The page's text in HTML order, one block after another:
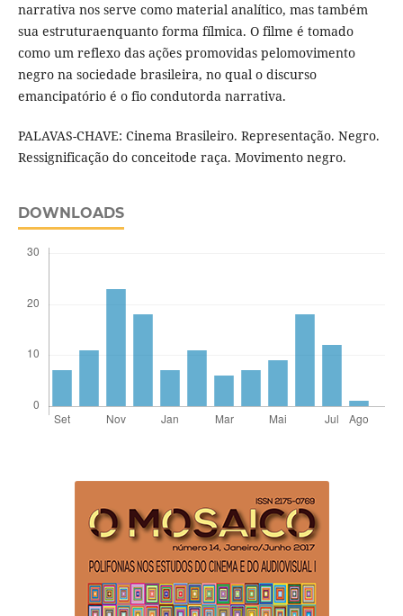
narrativa nos serve como material analí­tico, mas também
sua estruturaenquanto forma fí­lmica. O filme é tomado
como um reflexo das ações promovidas pelomovimento
negro na sociedade brasileira, no qual o discurso
emancipatório é o fio condutorda narrativa.
PALAVAS-CHAVE: Cinema Brasileiro. Representação. Negro.
Ressignificação do conceitode raça. Movimento negro.
DOWNLOADS